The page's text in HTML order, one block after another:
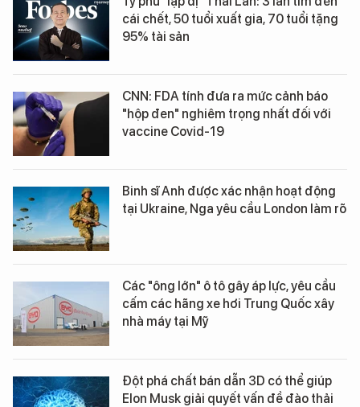
cái chết, 50 tuổi xuất gia, 70 tuổi tặng
95% tài sản
CNN: FDA tính đưa ra mức cảnh báo
"hộp đen" nghiêm trọng nhất đối với
vaccine Covid-19
Binh sĩ Anh được xác nhận hoạt động
tại Ukraine, Nga yêu cầu London làm rõ
Các "ông lớn" ô tô gây áp lực, yêu cầu
cấm các hãng xe hơi Trung Quốc xây
nhà máy tại Mỹ
Đột phá chất bán dẫn 3D có thể giúp
Elon Musk giải quyết vấn đề đào thải